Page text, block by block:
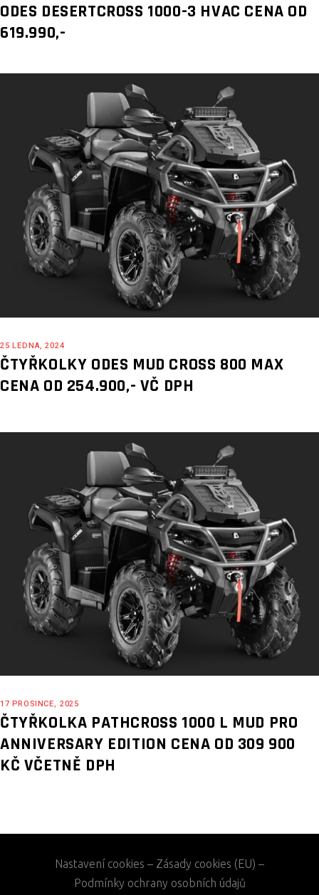
ODES DESERTCROSS 1000-3 HVAC CENA OD
619.990,-
25 LEDNA, 2024
ČTYŘKOLKY ODES MUD CROSS 800 MAX
CENA OD 254.900,- VČ DPH
17 PROSINCE, 2025
ČTYŘKOLKA PATHCROSS 1000 L MUD PRO
ANNIVERSARY EDITION CENA OD 309 900
KČ VČETNĚ DPH
Nastavení cookies – Zásady cookies (EU) –
Podmínky ochrany osobních údajů